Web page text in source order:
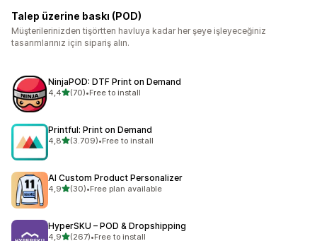
Talep üzerine baskı (POD)
Müşterilerinizden tişörtten havluya kadar her şeye işleyeceğiniz
tasarımlarınız için sipariş alın.
NinjaPOD: DTF Print on Demand
4,45 yıldız üzerinden
(70)
toplam 70 değerlendirme
•Free to install
Printful: Print on Demand
4,85 yıldız üzerinden
(3.709)
toplam 3709 değerlendirme
•Free to install
AI Custom Product Personalizer
4,95 yıldız üzerinden
(30)
toplam 30 değerlendirme
•Free plan available
HyperSKU – POD & Dropshipping
4,95 yıldız üzerinden
(267)•Free to install